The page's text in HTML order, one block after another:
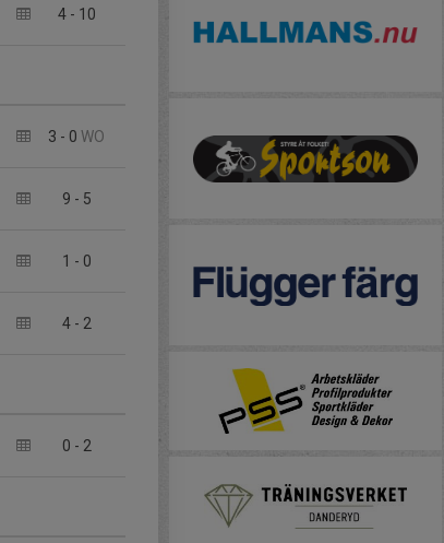
4 - 10
3 - 0 WO
9 - 5
1 - 0
4 - 2
0 - 2